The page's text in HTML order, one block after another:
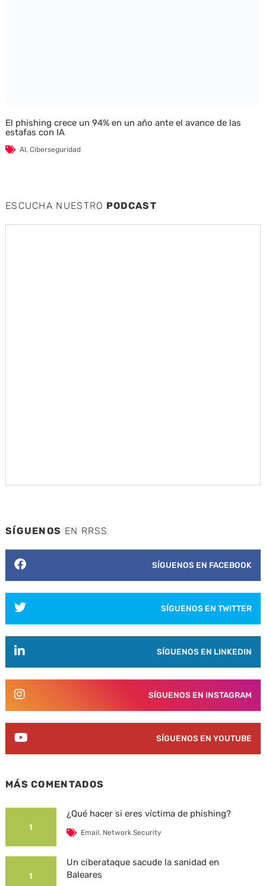
El phishing crece un 94% en un año ante el avance de las
estafas con IA
AI, Ciberseguridad
ESCUCHA NUESTRO PODCAST
SÍGUENOS EN RRSS
SÍGUENOS EN FACEBOOK
SÍGUENOS EN TWITTER
SÍGUENOS EN LINKEDIN
SÍGUENOS EN INSTAGRAM
SÍGUENOS EN YOUTUBE
MÁS COMENTADOS
1
¿Qué hacer si eres víctima de phishing?
Email, Network Security
1
Un ciberataque sacude la sanidad en
Baleares